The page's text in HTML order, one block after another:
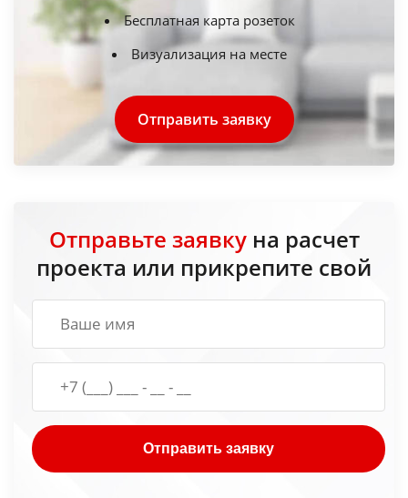
Бесплатная карта розеток
Визуализация на месте
Отправить заявку
Отправьте заявкуна расчет
проекта или прикрепите свой
Отправить заявку